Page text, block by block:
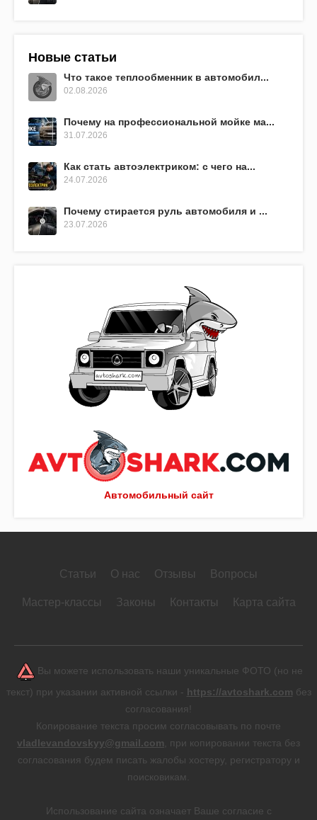
Автомобильный сайт
Новые статьи
Что такое теплообменник в автомобил...
02.08.2026
Почему на профессиональной мойке ма...
31.07.2026
Как стать автоэлектриком: с чего на...
24.07.2026
Почему стирается руль автомобиля и ...
23.07.2026
Статьи О нас Отзывы Вопросы
Мастер-классы Законы Контакты Карта сайта
Вы можете использовать наши уникальные ФОТО (но не
текст) при указании активной ссылки - https://avtoshark.com без
согласования!
Копирование текста просим согласовывать по почте
vladlevandovskyy@gmail.com , при копировании текста без
согласования будем писать жалобы хостеру, регистратору и
поисковикам.
Использование сайта означает Ваше согласие с